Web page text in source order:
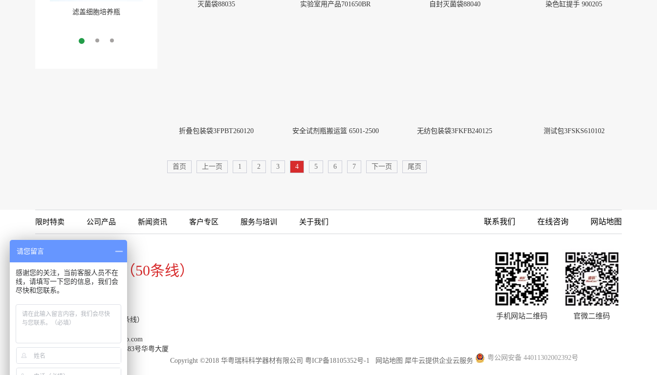
滤盖细胞培养瓶
灭菌袋88035 实验室用产品701650BR 自封灭菌袋88040 染色缸提手 900205
折叠包装袋3FPBT260120 安全试剂瓶搬运篮 6501-2500 无纺包装袋3FKFB240125 测试包3FSKS610102
首页 上一页 1 2 3 4 5 6 7 下一页 尾页
限时特卖 公司产品 新闻资讯 客户专区 服务与培训 关于我们 联系我们 在线咨询 网站地图
咨询专线
020-34821111（50条线）
客服热线：020-34821111（50条线）
邮箱：support-reacon@huayueco.com
地址：广州市番禺区兴南大道483号华粤大厦
官微二维码
手机网站二维码
Copyright ©2018 华粤瑞科科学器材有限公司 粤ICP备18105352号-1 网站地图 犀牛云提供企业云服务 粤公网安备 44011302002392号
请您留言
感谢您的关注，当前客服人员不在
线，请填写一下您的信息，我们会
尽快和您联系。